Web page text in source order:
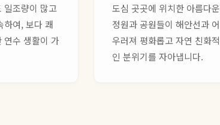
일조량이 많고
하여, 보다 쾌
연수 생활이 가
도심 곳곳에 위치한 아름다운
정원과 공원들이 해안선과 어
우러져 평화롭고 자연 친화적
인 분위기를 자아냅니다.